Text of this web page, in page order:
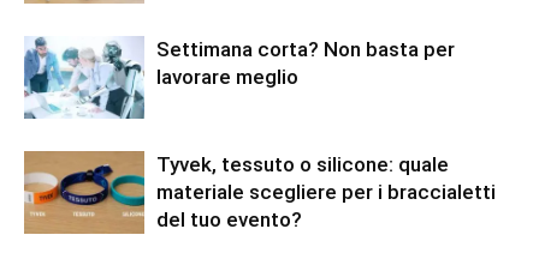
Settimana corta? Non basta per
lavorare meglio
Tyvek, tessuto o silicone: quale
materiale scegliere per i braccialetti
del tuo evento?